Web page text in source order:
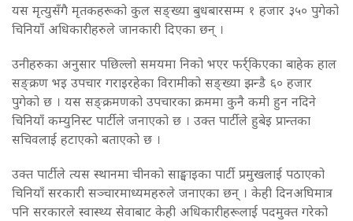
यस मृत्युसँगै मृतकहरूको कुल सङ्ख्या बुधबारसम्म १ हजार ३५० पुगेको
चिनियाँ अधिकारीहरुले जानकारी दिएका छन् ।
उनीहरुका अनुसार पछिल्लो समयमा निको भएर फर्र्किएका बाहेक हाल
सङ्क्रण भइ उपचार गराइरहेका विरामीको सङ्ख्या झन्डै ६० हजार
पुगेको छ । यस सङ्क्रमणको उपचारका क्रममा कुनै कमी हुन नदिने
चिनियाँ कम्युनिस्ट पार्टीले जनाएको छ । उक्त पार्टीले हुबेइ प्रान्तका
सचिवलाई हटाएको बताएको छ ।
उक्त पार्टीले त्यस स्थानमा चीनको साङ्घाइका पार्टी प्रमुखलाई पठाएको
चिनियाँ सरकारी सञ्चारमाध्यमहरुले जनाएका छन् । केही दिनअघिमात्र
पनि सरकारले स्वास्थ्य सेवाबाट केही अधिकारीहरूलाई पदमुक्त गरेको